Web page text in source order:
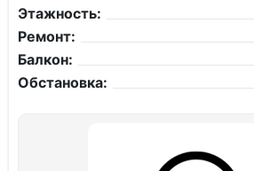
Этажность:
Ремонт:
Балкон:
Обстановка: